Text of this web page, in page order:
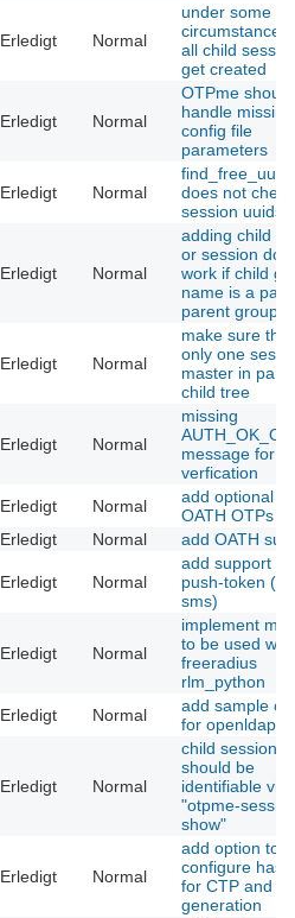
Erledigt Normal
under some
circumstances
all child
get created
Erledigt Normal
OTPme should
handle missing
config file
parameters
Erledigt Normal
does not check
session uuids
Erledigt Normal
adding child
or session
work if child
name is a part
parent group
Erledigt Normal
make sure
only one
master in
child tree
Erledigt Normal
missing
message for
verfication
Erledigt Normal
add optional
OATH OTPs
Erledigt Normal add OATH
Erledigt Normal
add support for
push-token
sms)
Erledigt Normal
implement
to be used with
freeradius
rlm_python
Erledigt Normal
add sample
for openldap
Erledigt Normal
child sessions
should be
identifiable via
"otpme-
show"
Erledigt Normal
add option to
configure
for CTP and
generation